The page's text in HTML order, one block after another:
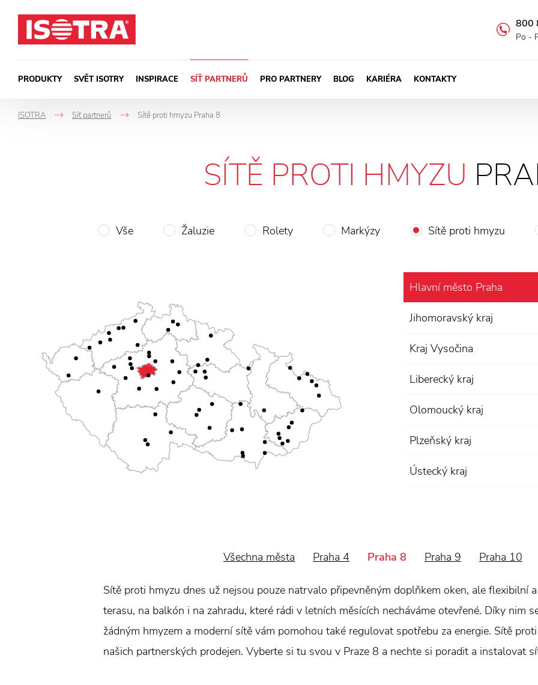
800
Po -
PRODUKTY SVĚT ISOTRY INSPIRACE SÍŤ PARTNERŮ PRO PARTNERY BLOG KARIÉRA KONTAKTY
ISOTRA
->
Síť partnerů Sítě proti hmyzu Praha 8
SÍTĚ PROTI HMYZU
Vše Žaluzie Rolety Markýzy Sítě proti hmyzu
Hlavní město Praha
Jihomoravský kraj
Kraj Vysočina
Liberecký kraj
Olomoucký kraj
Plzeňský kraj
Ústecký kraj
Všechna města Praha 4 Praha 8 Praha 9 Praha 10
Sítě proti hmyzu dnes už nejsou pouze natrvalo připevněným doplňkem oken, ale flexibilní
terasu, na balkón i na zahradu, které rádi v letních měsících necháváme otevřené. Díky nim
žádným hmyzem a moderní sítě vám pomohou také regulovat spotřebu za energie. Sítě
našich partnerských prodejen. Vyberte si tu svou v Praze 8 a nechte si poradit a instalovat